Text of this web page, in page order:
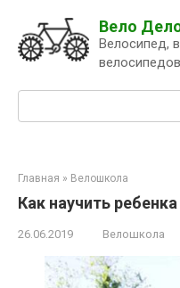
контенту
Вело
Велосипед,
велосипедов
Главная » Велошкола
Как научить
26.06.2019 Велошкола